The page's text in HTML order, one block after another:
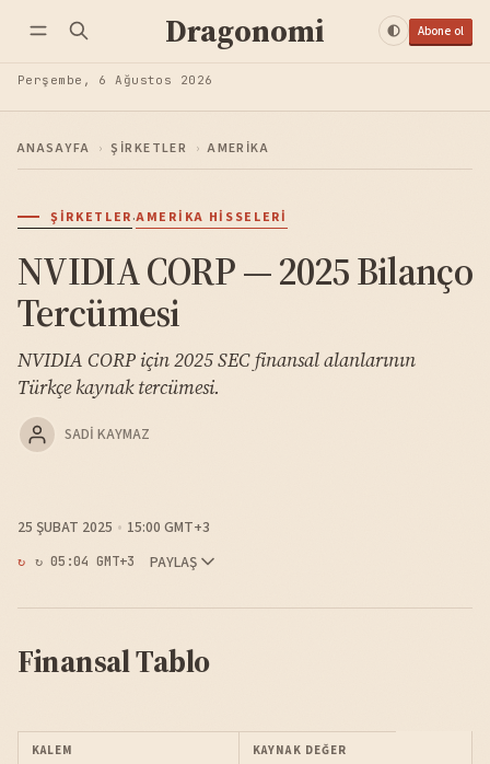
Dragonomi Abone ol
Perşembe, 6 Ağustos 2026
ANASAYFA › ŞIRKETLER › AMERIKA
ŞIRKETLER·AMERIKA HISSELERI
NVIDIA CORP — 2025 Bilanço
Tercümesi
NVIDIA CORP için 2025 SEC finansal alanlarının
Türkçe kaynak tercümesi.
SADI KAYMAZ
25 ŞUBAT 2025 15:00 GMT+3
↻ 05:04 GMT+3 PAYLAŞ
Finansal Tablo
KALEM KAYNAK DEĞER